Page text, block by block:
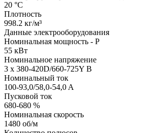
20 °C
Плотность
998.2 кг/м³
Данные электрооборудования
Номинальная мощность - P
55 кВт
Номинальное напряжение
3 x 380-420D/660-725Y В
Номинальный ток
100-93,0/58,0-54,0 A
Пусковой ток
680-680 %
Номинальная скорость
1480 об/м